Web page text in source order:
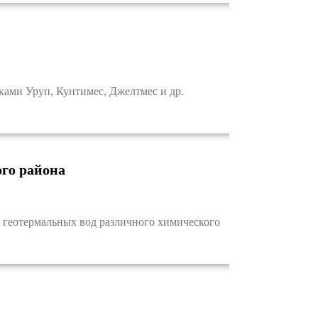
Уруп, Кунтимес, Джелтмес и др.
района
вод различного химического